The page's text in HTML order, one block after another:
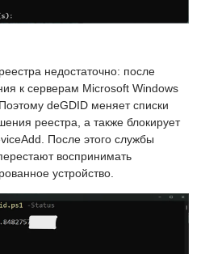
недостаточно: после
к серверам Microsoft Windows
deGDID меняет списки
реестра, а также блокирует
После этого службы
воспринимать
устройство.